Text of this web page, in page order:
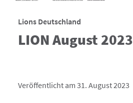
Lions Deutschland
LION August 2023
Veröffentlicht am 31. August 2023